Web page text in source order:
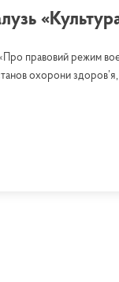
правовий режим
охорони